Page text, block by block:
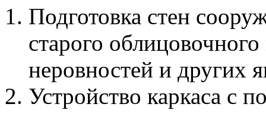
Подготовка стен
старого
неровностей и других
Устройство каркаса с